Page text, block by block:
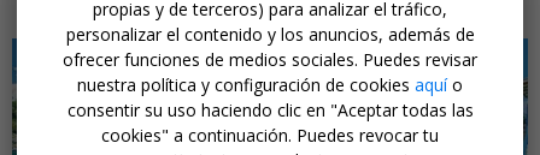
propias y de terceros) para analizar el tráfico,
personalizar el contenido y los anuncios, además de
ofrecer funciones de medios sociales. Puedes revisar
nuestra política y configuración de cookies aquío
consentir su uso haciendo clic en "Aceptar todas las
cookies" a continuación. Puedes revocar tu